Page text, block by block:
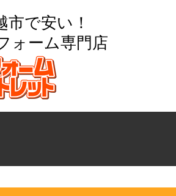
市で安い！
ォーム専門店